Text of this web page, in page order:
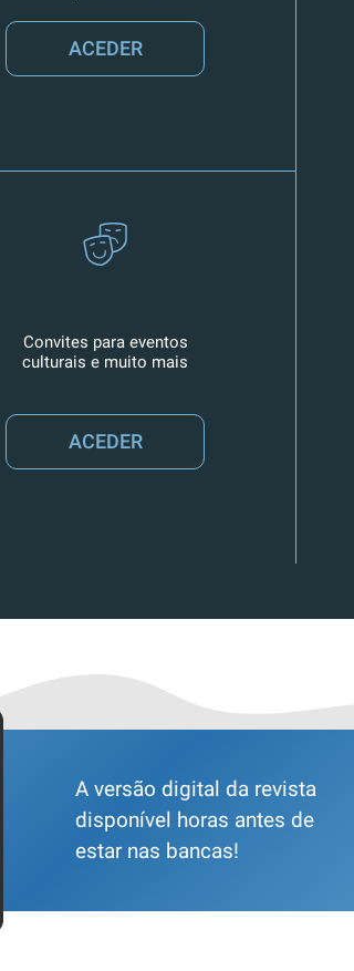
ACEDER
Convites para eventos
culturais e muito mais
ACEDER
A versão digital da revista
disponível horas antes de
estar nas bancas!